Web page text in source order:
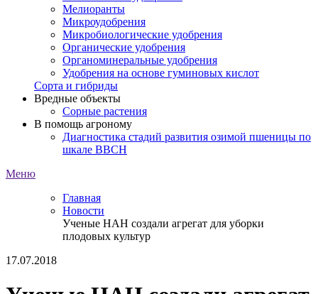
Мелиоранты
Микроудобрения
Микробиологические удобрения
Органические удобрения
Органоминеральные удобрения
Удобрения на основе гуминовых кислот
Сорта и гибриды
Вредные объекты
Сорные растения
В помощь агроному
Диагностика стадий развития озимой пшеницы по
шкале ВВСН
Меню
Главная
Новости
Ученые НАН создали агрегат для уборки
плодовых культур
17.07.2018